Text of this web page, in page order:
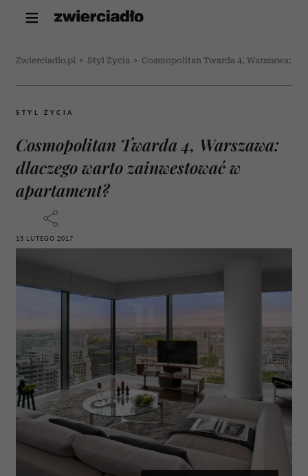
Zwierciadlo.pl > Styl Życia > Cosmopolitan Twarda 4, Warszawa:
STYL ŻYCIA
Cosmopolitan Twarda 4, Warszawa:
dlaczego warto zainwestować w
apartament?
15 LUTEGO 2017